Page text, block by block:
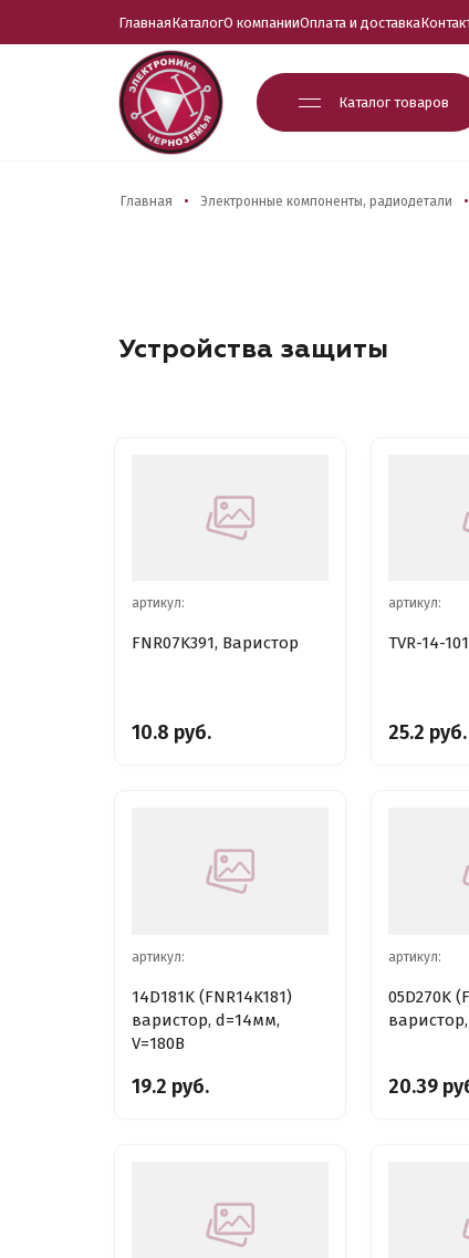
ГлавнаяКаталогО компанииОплата и доставка
Каталог товаров
Главная Электронные компоненты, радиодетали
Устройства защиты
артикул:
FNR07K391, Варистор
10.8 руб.
артикул:
TVR-14-
25.2 руб.
артикул:
14D181K (FNR14K181)
варистор, d=14мм,
V=180В
19.2 руб.
артикул:
05D270K
20.39